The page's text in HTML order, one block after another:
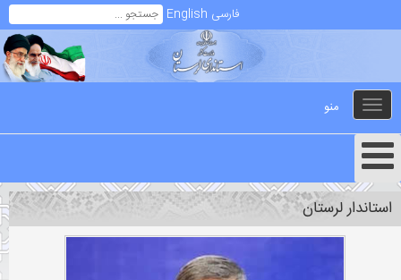
فارسی English
Toggle
navigation
منو
استاندار لرستان